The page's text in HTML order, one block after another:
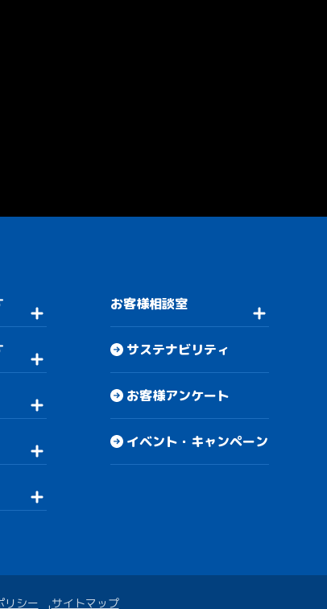
お客様相談室
サステナビリティ
お客様アンケート
イベント・キャンペーン
リシー サイトマップ